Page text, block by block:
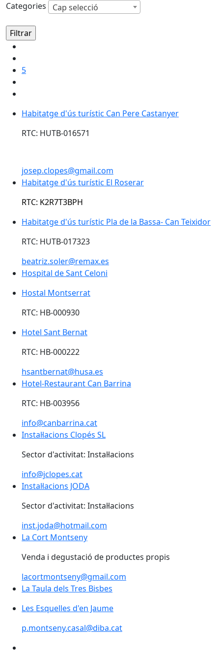
Categories Cap selecció
5
Habitatge d'ús turístic Can Pere Castanyer
RTC: HUTB-016571
josep.clopes@gmail.com
Habitatge d'ús turístic El Roserar
RTC: K2R7T3BPH
Habitatge d'ús turístic Pla de la Bassa- Can Teixidor
RTC: HUTB-017323
beatriz.soler@remax.es
Hospital de Sant Celoni
Hostal Montserrat
Hostal Montserrat
RTC: HB-000930
Hotel Sant Bernat
Hotel Sant Bernat
RTC: HB-000222
hsantbernat@husa.es
Hotel-Restaurant Can Barrina
Hotel-Restaurant Can Barrina
RTC: HB-003956
info@canbarrina.cat
Instal·lacions Clopés SL
Sector d'activitat: Instal·lacions
info@jclopes.cat
Instal·lacions JODA
Instal·lacions JODA
Sector d'activitat: Instal·lacions
inst.joda@hotmail.com
La Cort Montseny
La Cort Montseny
Venda i degustació de productes propis
lacortmontseny@gmail.com
La Taula dels Tres Bisbes
La Taula dels Tres Bisbes
Les Esquelles d'en Jaume
Les Esquelles d'en Jaume
p.montseny.casal@diba.cat